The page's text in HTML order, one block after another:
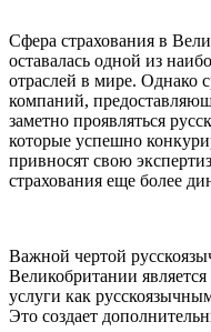
Сфера страхования в
оставалась одной из
отраслей в мире. Однако
компаний,
заметно проявляться
которые успешно
привносят свою
страхования еще более
Важной чертой
Великобритании
услуги как
Это создает